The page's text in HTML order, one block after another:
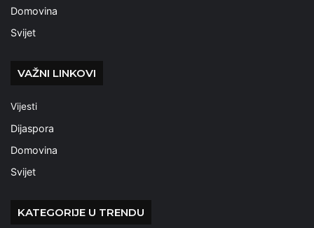
Domovina
Svijet
VAŽNI LINKOVI
Vijesti
Dijaspora
Domovina
Svijet
KATEGORIJE U TRENDU